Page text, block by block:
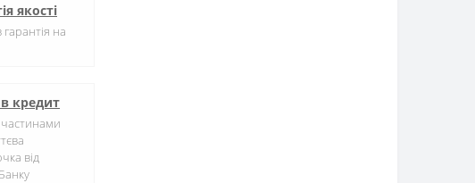
якості
гарантія на
кредит
від